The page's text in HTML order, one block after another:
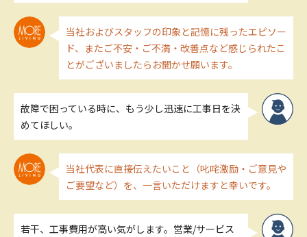
当社およびスタッフの印象と記憶に残ったエピソー
ド、またご不安・ご不満・改善点など感じられたこ
とがございましたらお聞かせ願います。
故障で困っている時に、もう少し迅速に工事日を決
めてほしい。
当社代表に直接伝えたいこと（叱咤激励・ご意見や
ご要望など）を、一言いただけますと幸いです。
若干、工事費用が高い気がします。営業/サービス